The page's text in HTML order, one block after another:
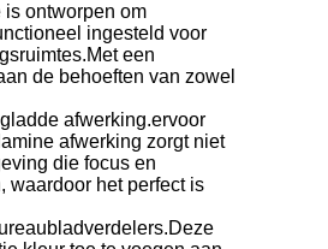
ontworpen om
ingesteld voor
een
de behoeften van zowel
afwerking.ervoor
afwerking zorgt niet
die focus en
waardoor het perfect is